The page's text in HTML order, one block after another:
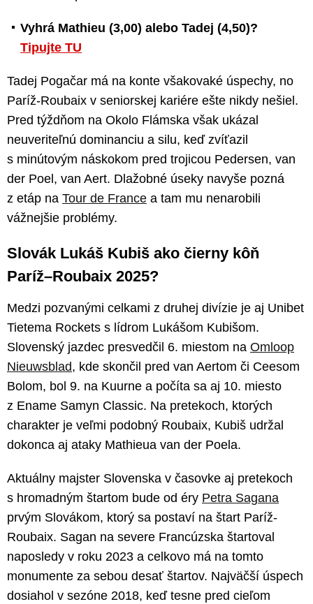
Vyhrá Mathieu (3,00) alebo Tadej (4,50)?
Tipujte TU
Tadej Pogačar má na konte všakovaké úspechy, no
Paríž-Roubaix v seniorskej kariére ešte nikdy nešiel.
Pred týždňom na Okolo Flámska však ukázal
neuveriteľnú dominanciu a silu, keď zvíťazil
s minútovým náskokom pred trojicou Pedersen, van
der Poel, van Aert. Dlažobné úseky navyše pozná
z etáp na Tour de France a tam mu nenarobili
vážnejšie problémy.
Slovák Lukáš Kubiš ako čierny kôň
Paríž–Roubaix 2025?
Medzi pozvanými celkami z druhej divízie je aj Unibet
Tietema Rockets s lídrom Lukášom Kubišom.
Slovenský jazdec presvedčil 6. miestom na Omloop
Nieuwsblad, kde skončil pred van Aertom či Ceesom
Bolom, bol 9. na Kuurne a počíta sa aj 10. miesto
z Ename Samyn Classic. Na pretekoch, ktorých
charakter je veľmi podobný Roubaix, Kubiš udržal
dokonca aj ataky Mathieua van der Poela.
Aktuálny majster Slovenska v časovke aj pretekoch
s hromadným štartom bude od éry Petra Sagana
prvým Slovákom, ktorý sa postaví na štart Paríž-
Roubaix. Sagan na severe Francúzska štartoval
naposledy v roku 2023 a celkovo má na tomto
monumente za sebou desať štartov. Najväčší úspech
dosiahol v sezóne 2018, keď tesne pred cieľom